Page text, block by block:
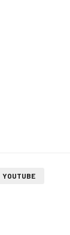
YOUTUBE